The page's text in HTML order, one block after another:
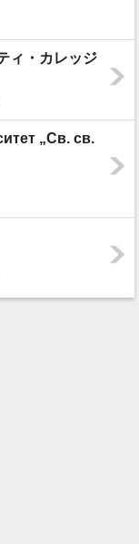
ィ・カレッジ
„Св. св.